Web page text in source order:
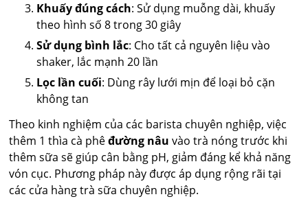
Khuấy đúng cách: Sử dụng muỗng dài, khuấy
theo hình số 8 trong 30 giây
Sử dụng bình lắc: Cho tất cả nguyên liệu vào
shaker, lắc mạnh 20 lần
Lọc lần cuối: Dùng rây lưới mịn để loại bỏ cặn
không tan
Theo kinh nghiệm của các barista chuyên nghiệp, việc
thêm 1 thìa cà phêđường nâu vào trà nóng trước khi
thêm sữa sẽ giúp cân bằng pH, giảm đáng kể khả năng
vón cục. Phương pháp này được áp dụng rộng rãi tại
các cửa hàng trà sữa chuyên nghiệp.